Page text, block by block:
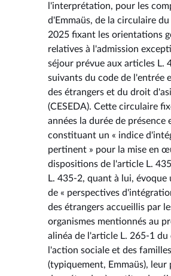
l'interprétation, pour les
d'Emmaüs, de la circulaire
2025 fixant les orientations
relatives à l'admission
séjour prévue aux articles L.
suivants du code de l'entrée
des étrangers et du droit
(CESEDA). Cette circulaire
années la durée de présence
constituant un « indice
pertinent » pour la mise en
dispositions de l'article L.
L. 435-2, quant à lui, évoque
de « perspectives
des étrangers accueillis par
organismes mentionnés au
alinéa de l'article L. 265-1 du
l'action sociale et des familles
(typiquement, Emmaüs), leur